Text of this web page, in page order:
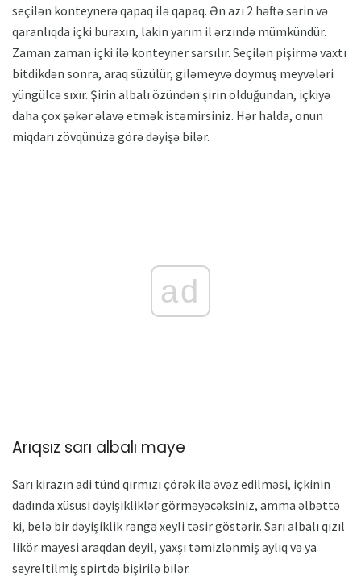
seçilən konteynerə qapaq ilə qapaq. Ən azı 2 həftə sərin və
qaranlıqda içki buraxın, lakin yarım il ərzində mümkündür.
Zaman zaman içki ilə konteyner sarsılır. Seçilən pişirmə vaxtı
bitdikdən sonra, araq süzülür, giləmeyvə doymuş meyvələri
yüngülcə sıxır. Şirin albalı özündən şirin olduğundan, içkiyə
daha çox şəkər əlavə etmək istəmirsiniz. Hər halda, onun
miqdarı zövqünüzə görə dəyişə bilər.
ad
Arıqsız sarı albalı maye
Sarı kirazın adi tünd qırmızı çörək ilə əvəz edilməsi, içkinin
dadında xüsusi dəyişikliklər görməyəcəksiniz, amma əlbəttə
ki, belə bir dəyişiklik rəngə xeyli təsir göstərir. Sarı albalı qızıl
likör mayesi araqdan deyil, yaxşı təmizlənmiş aylıq və ya
seyreltilmiş spirtdə bişirilə bilər.